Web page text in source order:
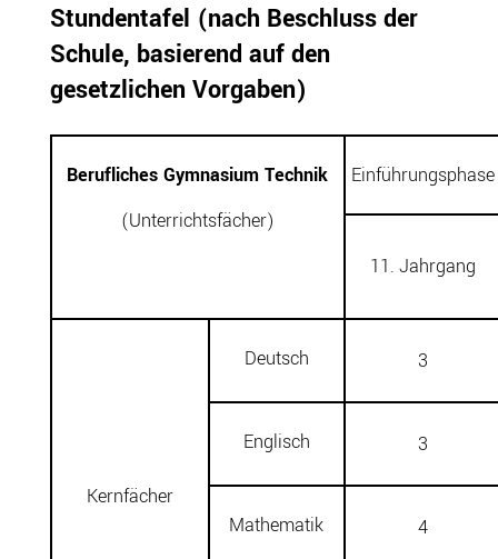
Stundentafel (nach Beschluss der
Schule, basierend auf den
gesetzlichen Vorgaben)
Berufliches Gymnasium Technik
(Unterrichtsfächer)
Einführungsphase
11. Jahrgang
Kernfächer
Deutsch 3
Englisch 3
Mathematik 4